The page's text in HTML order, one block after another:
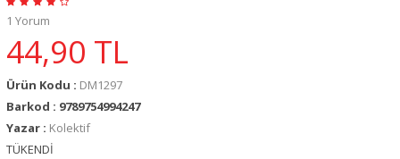
1 Yorum
44,90 TL
Ürün Kodu : DM1297
Barkod : 9789754994247
Yazar : Kolektif
TÜKENDİ